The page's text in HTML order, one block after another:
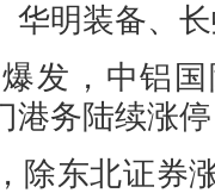
华明装备、
，中铝国
港务陆续涨
东北证券